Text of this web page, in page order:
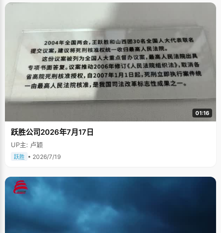
01:16
跃胜公司2026年7月17日
UP主: 卢颖
跃胜 • 2026/7/19